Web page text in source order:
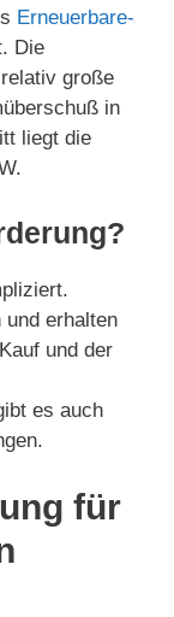
Erneuerbare-
Die
große
in
liegt die
und erhalten
und der
es auch
für